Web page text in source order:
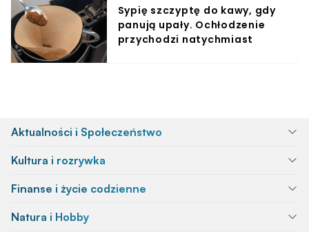
Sypię szczyptę do kawy, gdy
panują upały. Ochłodzenie
przychodzi natychmiast
Aktualności i Społeczeństwo
Kultura i rozrywka
Finanse i życie codzienne
Natura i Hobby